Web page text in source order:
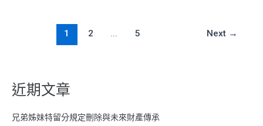
1 2 ... 5 Next →
近期文章
兄弟姊妹特留分規定刪除與未來財產傳承